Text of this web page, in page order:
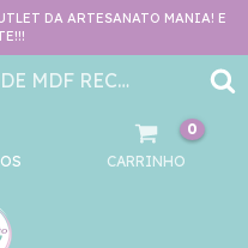
DA ARTESANATO MANIA! E
PLACA LÁ VEM A NOIVA DE MDF RECORTE A LASER 33CM - COD 60248
CARRINHO
0